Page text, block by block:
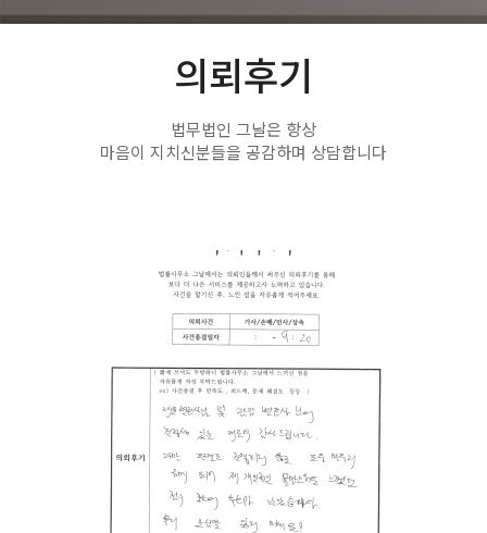
의뢰후기
법무법인 그날은 항상
마음이 지치신분들을 공감하며 상담합니다